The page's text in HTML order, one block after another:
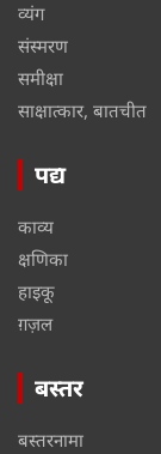
व्यंग
संस्मरण
समीक्षा
साक्षात्कार, बातचीत
पद्य
काव्य
क्षणिका
हाइकू
ग़ज़ल
बस्तर
बस्तरनामा